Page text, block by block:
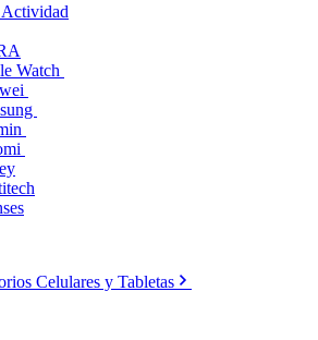
Actividad
Watch
Celulares y Tabletas